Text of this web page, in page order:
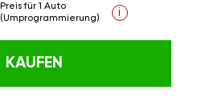
Preis für 1 Auto
(Umprogrammierung)
i
KAUFEN